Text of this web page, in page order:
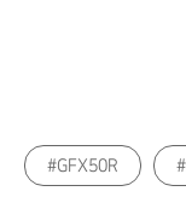
GFX50R